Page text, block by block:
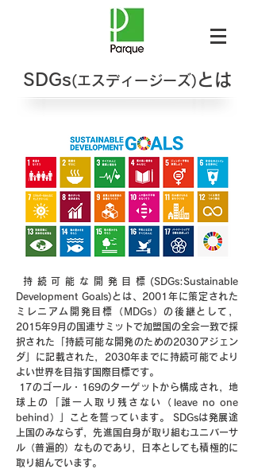
SDGs(エスディージーズ) とは
持続可能な開発目標(SDGs:Sustainable
Development Goals)とは、2001年に策定された
ミレニアム開発目標（MDGs）の後継として，
2015年9月の国連サミットで加盟国の全会一致で採
択された「持続可能な開発のための2030アジェン
ダ」に記載された，2030年までに持続可能でより
よい世界を目指す国際目標です。
17のゴール・169のターゲットから構成され，地
球上の「誰一人取り残さない（leave no one
behind）」ことを誓っています。 SDGsは発展途
上国のみならず，先進国自身が取り組むユニバーサ
ル（普遍的）なものであり，日本としても積極的に
取り組んでいます。